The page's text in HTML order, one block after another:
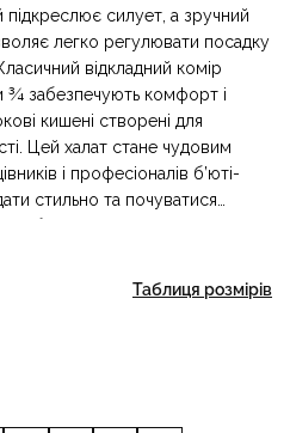
підкреслює силует, а зручний
легко регулювати посадку
відкладний комір
¾ забезпечують комфорт і
кишені створені для
Цей халат стане чудовим
і професіоналів б’юті-
стильно та почуватися
Таблиця розмірів